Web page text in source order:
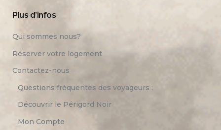
Plus d’infos
Qui sommes nous?
Réserver votre logement
Contactez-nous
Questions fréquentes des voyageurs :
Découvrir le Périgord Noir
Mon Compte